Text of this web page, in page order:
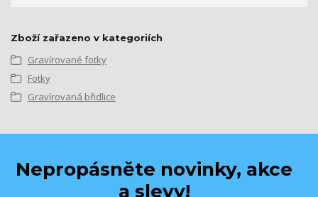
Zboží zařazeno v kategoriích
Gravírované fotky
Fotky
Gravírovaná břidlice
Nepropásněte novinky, akce
a slevy!